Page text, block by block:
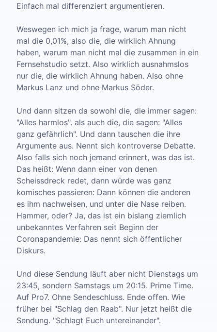
Einfach mal differenziert argumentieren.
Weswegen ich mich ja frage, warum man nicht
mal die 0,01%, also die, die wirklich Ahnung
haben, warum man nicht mal die zusammen in ein
Fernsehstudio setzt. Also wirklich ausnahmslos
nur die, die wirklich Ahnung haben. Also ohne
Markus Lanz und ohne Markus Söder.
Und dann sitzen da sowohl die, die immer sagen:
"Alles harmlos". als auch die, die sagen: "Alles
ganz gefährlich". Und dann tauschen die ihre
Argumente aus. Nennt sich kontroverse Debatte.
Also falls sich noch jemand erinnert, was das ist.
Das heißt: Wenn dann einer von denen
Scheissdreck redet, dann würde was ganz
komisches passieren: Dann können die anderen
es ihm nachweisen, und unter die Nase reiben.
Hammer, oder? Ja, das ist ein bislang ziemlich
unbekanntes Verfahren seit Beginn der
Coronapandemie: Das nennt sich öffentlicher
Diskurs.
Und diese Sendung läuft aber nicht Dienstags um
23:45, sondern Samstags um 20:15. Prime Time.
Auf Pro7. Ohne Sendeschluss. Ende offen. Wie
früher bei "Schlag den Raab". Nur jetzt heißt die
Sendung. "Schlagt Euch untereinander".